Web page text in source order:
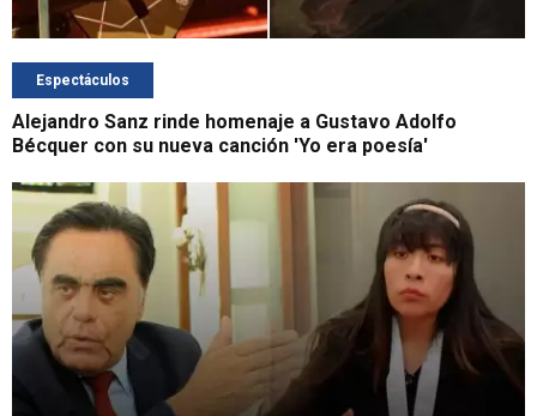
Espectáculos
Alejandro Sanz rinde homenaje a Gustavo Adolfo
Bécquer con su nueva canción 'Yo era poesía'